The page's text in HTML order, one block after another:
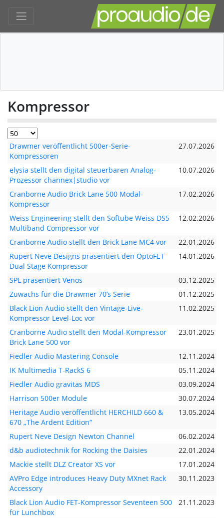
Kompressor
Drawmer veröffentlicht 500er-Serie-
Kompressoren
27.07.2026
elysia stellt den digital steuerbaren Analog-
Prozessor channex|studio vor
10.07.2026
Cranborne Audio Brick Lane 500 Modal-
Kompressor
17.02.2026
Weiss Engineering stellt den Softube Weiss DS5
Multiband Compressor vor
12.02.2026
Cranborne Audio stellt den Brick Lane MC4 vor
22.01.2026
Rupert Neve Designs präsentiert den OptoFET
Dual Stage Kompressor
14.01.2026
SPL präsentiert Venos
03.12.2025
Zuwachs für die Drawmer 70’s Serie
01.12.2025
Black Lion Audio stellt den Vintage-Live-
Kompressor Level-Loc vor
11.02.2025
Cranborne Audio stellt den Modal-Kompressor
Brick Lane 500 vor
23.01.2025
Fiedler Audio Mastering Console
12.11.2024
IK Multimedia T-RackS 6
05.11.2024
Fiedler Audio gravitas MDS
03.09.2024
Harrison 500er Module
30.07.2024
Heritage Audio veröffentlicht HERCHILD 660 &
670 „The Ardent Edition“
13.05.2024
Rupert Neve Design Newton Channel
06.02.2024
d&b audiotechnik for Rocking the Daisies
22.01.2024
Mackie stellt DLZ Creator XS vor
17.01.2024
AVPro Edge introduces Heavy Duty MXnet Rack
Accessory
30.11.2023
Black Lion Audio FET-Kompressor Seventeen 500
für Lunchbox
21.11.2023